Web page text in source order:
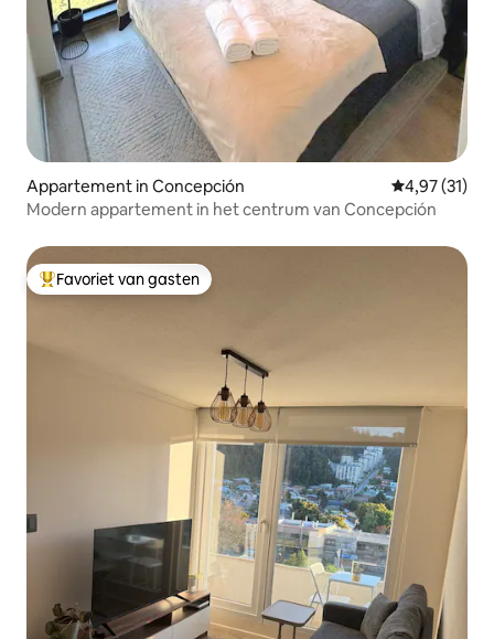
Appartement in Concepción Gemiddelde
4,97 (31)
Modern appartement in het centrum van Concepción
Topfavoriet van gasten
Favoriet van gasten